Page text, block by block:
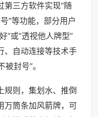
第三方软件实现“随
”等功能，部分用户
”或“透视他人牌型”
、自动连接等技术手
封号”。
规则，集划水、推倒
万筒条加风箭牌，可